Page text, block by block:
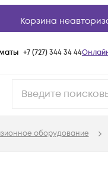
Корзина
+7 (727) 344 34 44
оборудование